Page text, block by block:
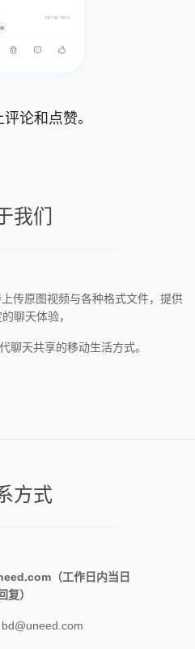
论和点赞。
我们
传原图视频与各种格式文件，提供
聊天体验，
聊天共享的移动生活方式。
方式
（工作日内当日
复）